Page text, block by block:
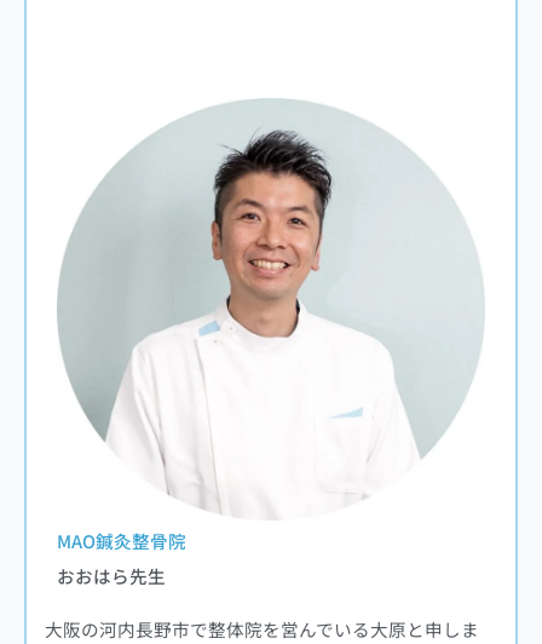
大阪の河内長野市で整体院を営んでいる大原と申しま
MAO鍼灸整骨院
おおはら先生